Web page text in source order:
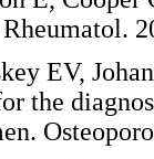
EV,
the